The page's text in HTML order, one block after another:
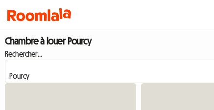
Chambre à louer Pourcy
Rechercher...